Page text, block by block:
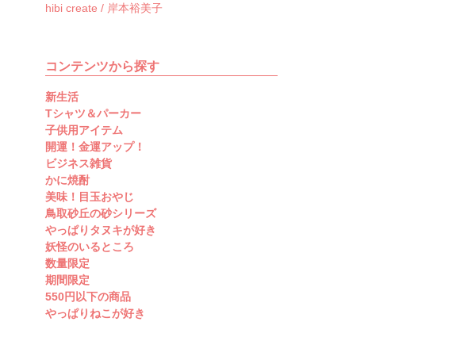
hibi create / 岸本裕美子
コンテンツから探す
新生活
Tシャツ＆パーカー
子供用アイテム
開運！金運アップ！
ビジネス雑貨
かに焼酎
美味！目玉おやじ
鳥取砂丘の砂シリーズ
やっぱりタヌキが好き
妖怪のいるところ
数量限定
期間限定
550円以下の商品
やっぱりねこが好き